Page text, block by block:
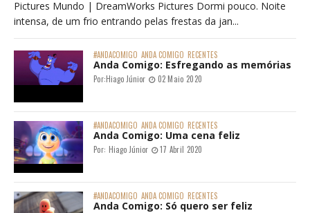
Pictures Mundo | DreamWorks Pictures Dormi pouco. Noite
intensa, de um frio entrando pelas frestas da jan...
#ANDACOMIGO ANDA COMIGO RECENTES
Anda Comigo: Esfregando as memórias
Por:Hiago Júnior 02 Maio 2020
#ANDACOMIGO ANDA COMIGO RECENTES
Anda Comigo: Uma cena feliz
Por: Hiago Júnior 17 Abril 2020
#ANDACOMIGO ANDA COMIGO RECENTES
Anda Comigo: Só quero ser feliz